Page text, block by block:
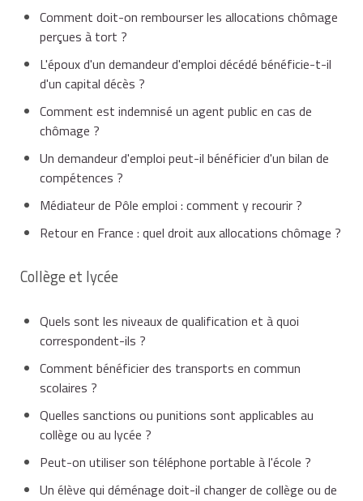
Comment doit-on rembourser les allocations chômage
perçues à tort ?
L'époux d'un demandeur d'emploi décédé bénéficie-t-il
d'un capital décès ?
Comment est indemnisé un agent public en cas de
chômage ?
Un demandeur d'emploi peut-il bénéficier d'un bilan de
compétences ?
Médiateur de Pôle emploi : comment y recourir ?
Retour en France : quel droit aux allocations chômage ?
Collège et lycée
Quels sont les niveaux de qualification et à quoi
correspondent-ils ?
Comment bénéficier des transports en commun
scolaires ?
Quelles sanctions ou punitions sont applicables au
collège ou au lycée ?
Peut-on utiliser son téléphone portable à l'école ?
Un élève qui déménage doit-il changer de collège ou de